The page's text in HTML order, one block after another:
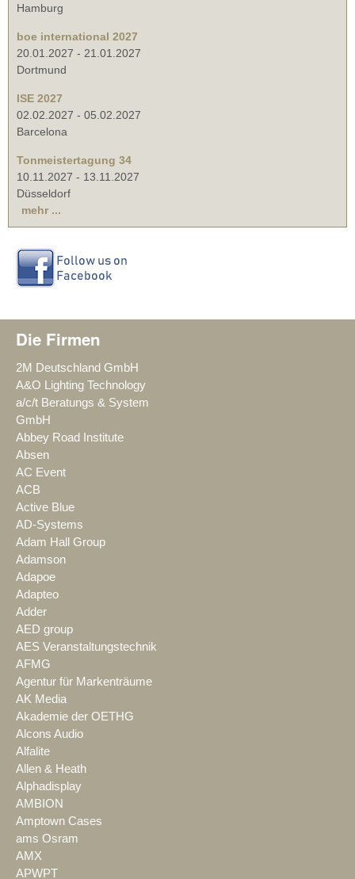
Hamburg
boe international 2027
20.01.2027 - 21.01.2027
Dortmund
ISE 2027
02.02.2027 - 05.02.2027
Barcelona
Tonmeistertagung 34
10.11.2027 - 13.11.2027
Düsseldorf
mehr ...
Die Firmen
2M Deutschland GmbH
A&O Lighting Technology
a/c/t Beratungs & System
GmbH
Abbey Road Institute
Absen
AC Event
ACB
Active Blue
AD-Systems
Adam Hall Group
Adamson
Adapoe
Adapteo
Adder
AED group
AES Veranstaltungstechnik
AFMG
Agentur für Markenträume
AK Media
Akademie der OETHG
Alcons Audio
Alfalite
Allen & Heath
Alphadisplay
AMBION
Amptown Cases
ams Osram
AMX
APWPT